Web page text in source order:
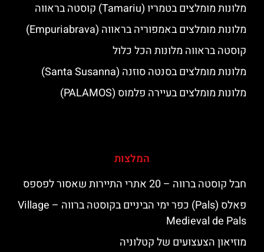
מלונות מומלצים בטמריו (Tamariu) קוסטה בראווה
מלונות מומלצים באמפוריה בראווה (Empuriabrava)
קוסטה בראווה מלונות הכל כלול
מלונות מומלצים בסנטה סוזנה (Santa Susanna)
מלונות מומלצים בעיירה פלמוס (PALAMOS)
המלצות
חבל קוסטה ברווה – 20 אתרי התיירות שאסור לפספס
פאלס (Pals) כפר ימי הביניים בקוסטה ברווה – ‪‪Village
Medieval de Pals‬‬
מוזיאון הצעצועים של קטלוניה